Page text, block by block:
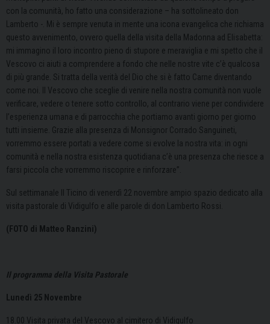
con la comunità, ho fatto una considerazione – ha sottolineato don
Lamberto -. Mi è sempre venuta in mente una icona evangelica che richiama
questo avvenimento, ovvero quella della visita della Madonna ad Elisabetta:
mi immagino il loro incontro pieno di stupore e meraviglia e mi spetto che il
Vescovo ci aiuti a comprendere a fondo che nelle nostre vite c’è qualcosa
di più grande. Si tratta della verità del Dio che si è fatto Carne diventando
come noi. Il Vescovo che sceglie di venire nella nostra comunità non vuole
verificare, vedere o tenere sotto controllo, al contrario viene per condividere
l’esperienza umana e di parrocchia che portiamo avanti giorno per giorno
tutti insieme. Grazie alla presenza di Monsignor Corrado Sanguineti,
vorremmo essere portati a vedere come si evolve la nostra vita: in ogni
comunità e nella nostra esistenza quotidiana c’è una presenza che riesce a
farsi piccola che vorremmo riscoprire e rinforzare”.
Sul settimanale Il Ticino di venerdì 22 novembre ampio spazio dedicato alla
visita pastorale di Vidigulfo e alle parole di don Lamberto Rossi.
(FOTO di Matteo Ranzini)
Il programma della Visita Pastorale
Lunedì 25 Novembre
18.00 Visita privata del Vescovo al cimitero di Vidigulfo